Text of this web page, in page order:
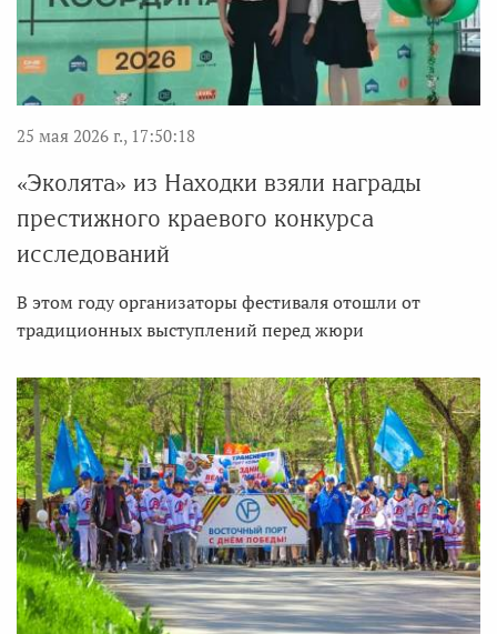
25 мая 2026 г., 17:50:18
«Эколята» из Находки взяли награды
престижного краевого конкурса
исследований
В этом году организаторы фестиваля отошли от
традиционных выступлений перед жюри